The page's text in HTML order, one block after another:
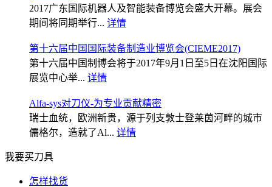
2017广东国际机器人及智能装备博览会盛大开幕。展会
期间将同期举行... 详情
第十六届中国国际装备制造业博览会(CIEME2017)
第十六届中国制博会将于2017年9月1日至5日在沈阳国际
展览中心举... 详情
Alfa-sys对刀仪-为专业贡献精密
瑞士血统，欧洲新贵，源于列支敦士登莱茵河畔的城市
儒格尔，造就了Al... 详情
我要买刀具
怎样找货